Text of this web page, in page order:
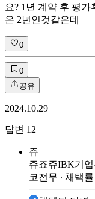
요? 1년 계약 후 평
은 2년인것같은데
0
0
공유
2024.10.29
답변 12
쥬
쥬죠쥬IBK기업
코전무 ∙ 채택률